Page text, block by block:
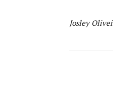
Josley